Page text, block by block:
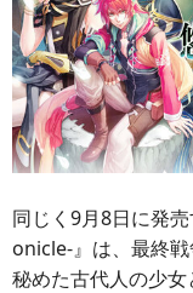
同じく9月8日に発
onicle-』は、最終
秘めた古代人の少